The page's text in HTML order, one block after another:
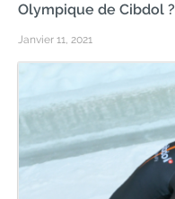
Olympique de Cibdol ?
Janvier 11, 2021